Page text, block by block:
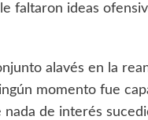
faltaron ideas
alavés en la
momento fue
de interés